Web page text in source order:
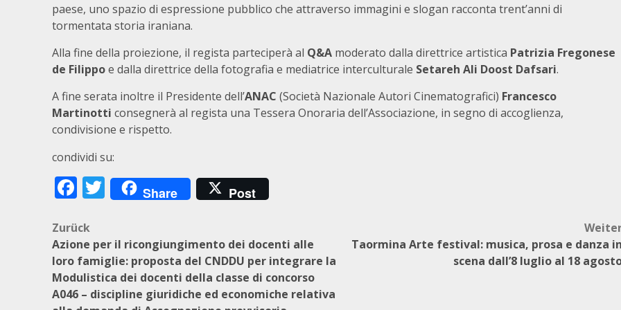
paese, uno spazio di espressione pubblico che attraverso immagini e slogan racconta trent’anni di
tormentata storia iraniana.
Alla fine della proiezione, il regista parteciperà al Q&A moderato dalla direttrice artistica Patrizia Fregonese
de Filippoe dalla direttrice della fotografia e mediatrice interculturale Setareh Ali Doost Dafsari.
A fine serata inoltre il Presidente dell’ANAC (Società Nazionale Autori Cinematografici) Francesco
Martinotti consegnerà al regista una Tessera Onoraria dell’Associazione, in segno di accoglienza,
condivisione e rispetto.
condividi su:
Facebook
Twitter
Share Post
Beitragsnavigation
Zurück
Azione per il ricongiungimento dei docenti alle
loro famiglie: proposta del CNDDU per integrare la
Modulistica dei docenti della classe di concorso
A046 – discipline giuridiche ed economiche relativa
Taormina Arte festival: musica, prosa e danza in
scena dall’8 luglio al 18